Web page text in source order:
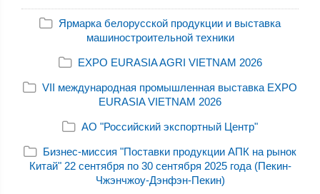
Ярмарка белорусской продукции и выставка
машиностроительной техники
EXPO EURASIA AGRI VIETNAM 2026
VII международная промышленная выставка EXPO
EURASIA VIETNAM 2026
АО "Российский экспортный Центр"
Бизнес-миссия "Поставки продукции АПК на рынок
Китай" 22 сентября по 30 сентября 2025 года (Пекин-
Чжэнчжоу-Дэнфэн-Пекин)